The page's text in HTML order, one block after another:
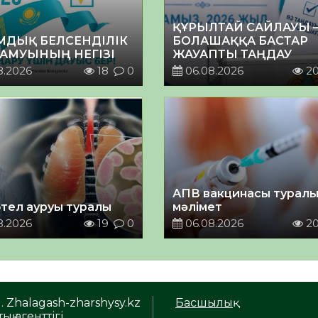
БЕЛСЕНДІЛІК
НЕГІЗІ
18 0
ҚҰРЫЛТАЙ САЙЛАУЫ –
БОЛАШАҚҚА БАСТАР
ЖАУАПТЫ ТАҢДАУ
06.08.2026
ауруы туралы
19 0
АПВ вакцинасы туралы
мәлімет
06.08.2026
Zhalagash-zharshysy.kz
Басшылық